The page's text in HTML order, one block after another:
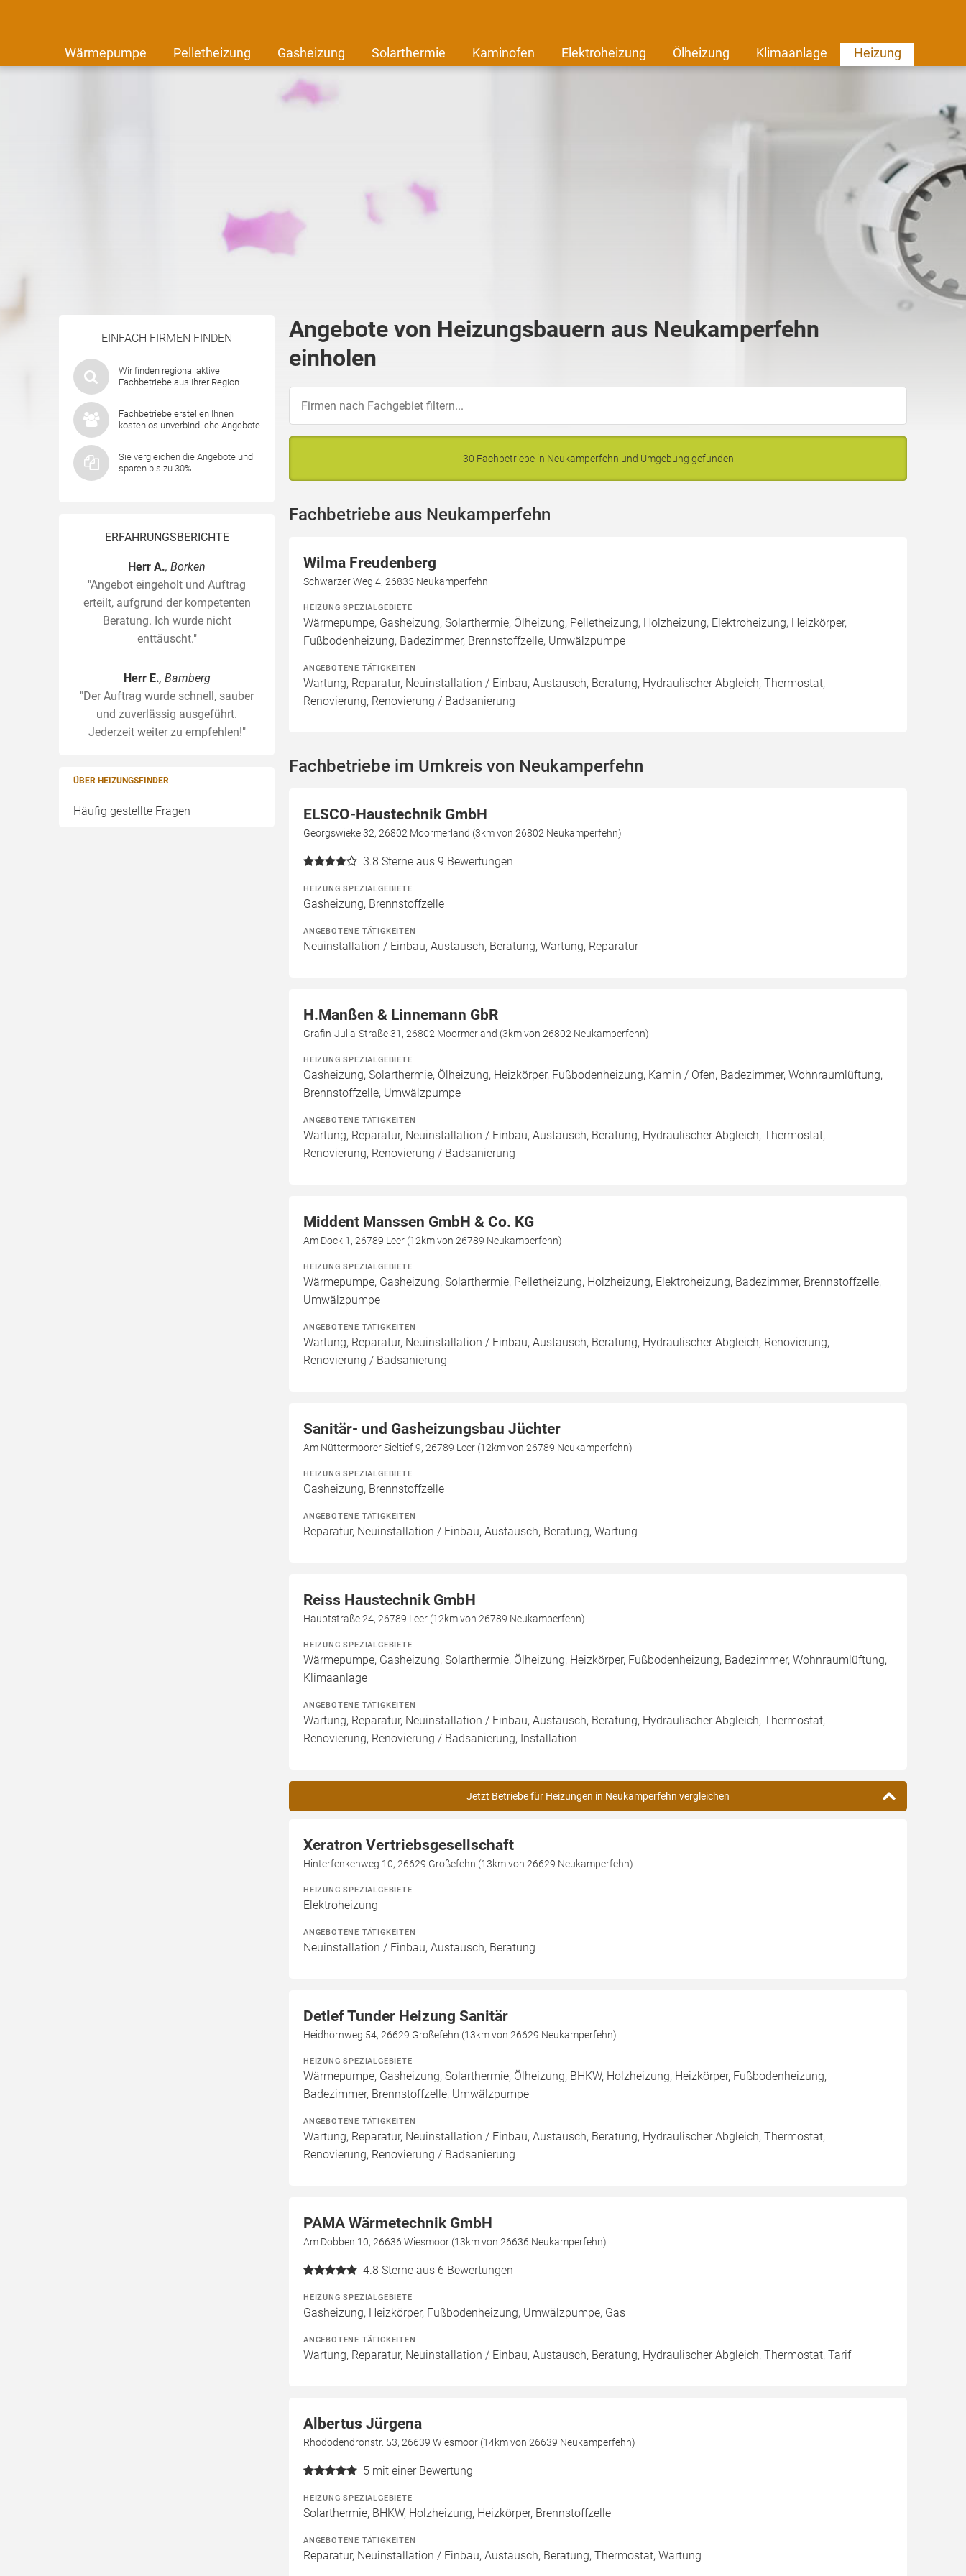
Wärmepumpe Pelletheizung Gasheizung Solarthermie Kaminofen Elektroheizung Ölheizung Klimaanlage Heizung
EINFACH FIRMEN FINDEN
Wir finden regional aktive
Fachbetriebe aus Ihrer Region
Fachbetriebe erstellen Ihnen
kostenlos unverbindliche Angebote
Sie vergleichen die Angebote und
sparen bis zu 30%
ERFAHRUNGSBERICHTE
Herr A., Borken
"Angebot eingeholt und Auftrag
erteilt, aufgrund der kompetenten
Beratung. Ich wurde nicht
enttäuscht."
Herr E., Bamberg
"Der Auftrag wurde schnell, sauber
und zuverlässig ausgeführt.
Jederzeit weiter zu empfehlen!"
ÜBER HEIZUNGSFINDER
Häufig gestellte Fragen
Angebote von Heizungsbauern aus Neukamperfehn
einholen
30 Fachbetriebe in Neukamperfehn und Umgebung gefunden
Fachbetriebe aus Neukamperfehn
Wilma Freudenberg
Schwarzer Weg 4, 26835 Neukamperfehn
HEIZUNG SPEZIALGEBIETE
Wärmepumpe, Gasheizung, Solarthermie, Ölheizung, Pelletheizung, Holzheizung, Elektroheizung, Heizkörper,
Fußbodenheizung, Badezimmer, Brennstoffzelle, Umwälzpumpe
ANGEBOTENE TÄTIGKEITEN
Wartung, Reparatur, Neuinstallation / Einbau, Austausch, Beratung, Hydraulischer Abgleich, Thermostat,
Renovierung, Renovierung / Badsanierung
Fachbetriebe im Umkreis von Neukamperfehn
ELSCO-Haustechnik GmbH
Georgswieke 32, 26802 Moormerland (3km von 26802 Neukamperfehn)
3.8 Sterne aus 9 Bewertungen
HEIZUNG SPEZIALGEBIETE
Gasheizung, Brennstoffzelle
ANGEBOTENE TÄTIGKEITEN
Neuinstallation / Einbau, Austausch, Beratung, Wartung, Reparatur
H.Manßen & Linnemann GbR
Gräfin-Julia-Straße 31, 26802 Moormerland (3km von 26802 Neukamperfehn)
HEIZUNG SPEZIALGEBIETE
Gasheizung, Solarthermie, Ölheizung, Heizkörper, Fußbodenheizung, Kamin / Ofen, Badezimmer, Wohnraumlüftung,
Brennstoffzelle, Umwälzpumpe
ANGEBOTENE TÄTIGKEITEN
Wartung, Reparatur, Neuinstallation / Einbau, Austausch, Beratung, Hydraulischer Abgleich, Thermostat,
Renovierung, Renovierung / Badsanierung
Middent Manssen GmbH & Co. KG
Am Dock 1, 26789 Leer (12km von 26789 Neukamperfehn)
HEIZUNG SPEZIALGEBIETE
Wärmepumpe, Gasheizung, Solarthermie, Pelletheizung, Holzheizung, Elektroheizung, Badezimmer, Brennstoffzelle,
Umwälzpumpe
ANGEBOTENE TÄTIGKEITEN
Wartung, Reparatur, Neuinstallation / Einbau, Austausch, Beratung, Hydraulischer Abgleich, Renovierung,
Renovierung / Badsanierung
Sanitär- und Gasheizungsbau Jüchter
Am Nüttermoorer Sieltief 9, 26789 Leer (12km von 26789 Neukamperfehn)
HEIZUNG SPEZIALGEBIETE
Gasheizung, Brennstoffzelle
ANGEBOTENE TÄTIGKEITEN
Reparatur, Neuinstallation / Einbau, Austausch, Beratung, Wartung
Reiss Haustechnik GmbH
Hauptstraße 24, 26789 Leer (12km von 26789 Neukamperfehn)
HEIZUNG SPEZIALGEBIETE
Wärmepumpe, Gasheizung, Solarthermie, Ölheizung, Heizkörper, Fußbodenheizung, Badezimmer, Wohnraumlüftung,
Klimaanlage
ANGEBOTENE TÄTIGKEITEN
Wartung, Reparatur, Neuinstallation / Einbau, Austausch, Beratung, Hydraulischer Abgleich, Thermostat,
Renovierung, Renovierung / Badsanierung, Installation
Jetzt Betriebe für Heizungen in Neukamperfehn vergleichen
Xeratron Vertriebsgesellschaft
Hinterfenkenweg 10, 26629 Großefehn (13km von 26629 Neukamperfehn)
HEIZUNG SPEZIALGEBIETE
Elektroheizung
ANGEBOTENE TÄTIGKEITEN
Neuinstallation / Einbau, Austausch, Beratung
Detlef Tunder Heizung Sanitär
Heidhörnweg 54, 26629 Großefehn (13km von 26629 Neukamperfehn)
HEIZUNG SPEZIALGEBIETE
Wärmepumpe, Gasheizung, Solarthermie, Ölheizung, BHKW, Holzheizung, Heizkörper, Fußbodenheizung,
Badezimmer, Brennstoffzelle, Umwälzpumpe
ANGEBOTENE TÄTIGKEITEN
Wartung, Reparatur, Neuinstallation / Einbau, Austausch, Beratung, Hydraulischer Abgleich, Thermostat,
Renovierung, Renovierung / Badsanierung
PAMA Wärmetechnik GmbH
Am Dobben 10, 26636 Wiesmoor (13km von 26636 Neukamperfehn)
4.8 Sterne aus 6 Bewertungen
HEIZUNG SPEZIALGEBIETE
Gasheizung, Heizkörper, Fußbodenheizung, Umwälzpumpe, Gas
ANGEBOTENE TÄTIGKEITEN
Wartung, Reparatur, Neuinstallation / Einbau, Austausch, Beratung, Hydraulischer Abgleich, Thermostat, Tarif
Albertus Jürgena
Rhododendronstr. 53, 26639 Wiesmoor (14km von 26639 Neukamperfehn)
5 mit einer Bewertung
HEIZUNG SPEZIALGEBIETE
Solarthermie, BHKW, Holzheizung, Heizkörper, Brennstoffzelle
ANGEBOTENE TÄTIGKEITEN
Reparatur, Neuinstallation / Einbau, Austausch, Beratung, Thermostat, Wartung